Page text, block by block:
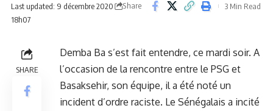
Last updated: 9 décembre 2020
18h07
Share
3 Min Read
SHARE
Demba Ba s’est fait entendre, ce mardi soir. A
l’occasion de la rencontre entre le PSG et
Basaksehir, son équipe, il a été noté un
incident d’ordre raciste. Le Sénégalais a incité